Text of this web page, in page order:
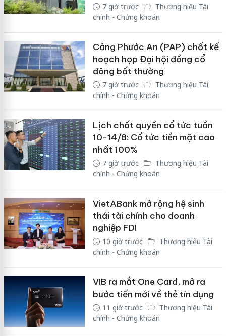
7 giờ trước
Thương hiệu Tài
chính - Chứng khoán
Cảng Phước An (PAP) chốt kế
hoạch họp Đại hội đồng cổ
đông bất thường
7 giờ trước
Thương hiệu Tài
chính - Chứng khoán
Lịch chốt quyền cổ tức tuần
10-14/8: Cổ tức tiền mặt cao
nhất 100%
7 giờ trước
Thương hiệu Tài
chính - Chứng khoán
VietABank mở rộng hệ sinh
thái tài chính cho doanh
nghiệp FDI
10 giờ trước
Thương hiệu Tài
chính - Chứng khoán
VIB ra mắt One Card, mở ra
bước tiến mới về thẻ tín dụng
11 giờ trước
Thương hiệu Tài
chính - Chứng khoán